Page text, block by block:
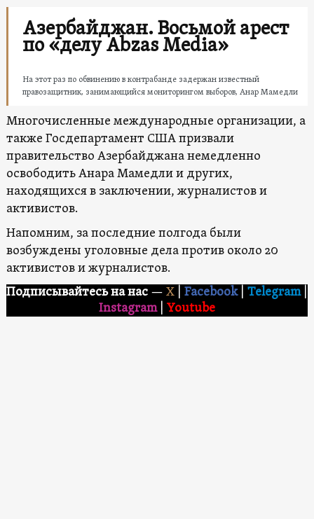
Азербайджан. Восьмой арест
по «делу Abzas Media»
На этот раз по обвинению в контрабанде задержан известный
правозащитник, занимающийся мониторингом выборов, Анар Мамедли
Многочисленные международные организации, а
также Госдепартамент США призвали
правительство Азербайджана немедленно
освободить Анара Мамедли и других,
находящихся в заключении, журналистов и
активистов.
Напомним, за последние полгода были
возбуждены уголовные дела против около 20
активистов и журналистов.
Подписывайтесь на нас — X Facebook Telegram|
Instagram
Youtube